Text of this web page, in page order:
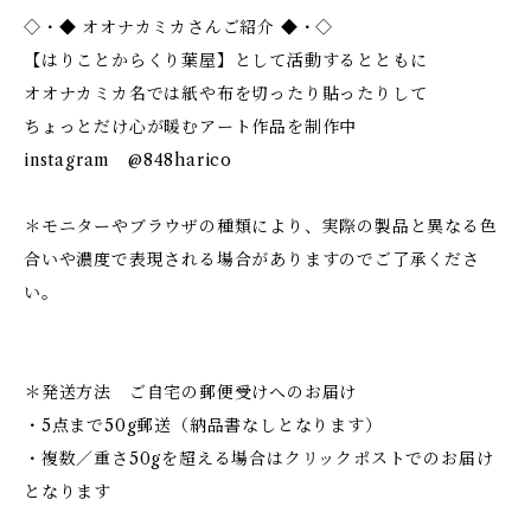
◇・◆ オオナカミカさんご紹介 ◆・◇
【はりことからくり葉屋】として活動するとともに
オオナカミカ名では紙や布を切ったり貼ったりして
ちょっとだけ心が暖むアート作品を制作中
instagram @848harico
＊モニターやブラウザの種類により、実際の製品と異なる色
合いや濃度で表現される場合がありますのでご了承くださ
い。
＊発送方法 ご自宅の郵便受けへのお届け
・5点まで50g郵送（納品書なしとなります）
・複数／重さ50gを超える場合はクリックポストでのお届け
となります